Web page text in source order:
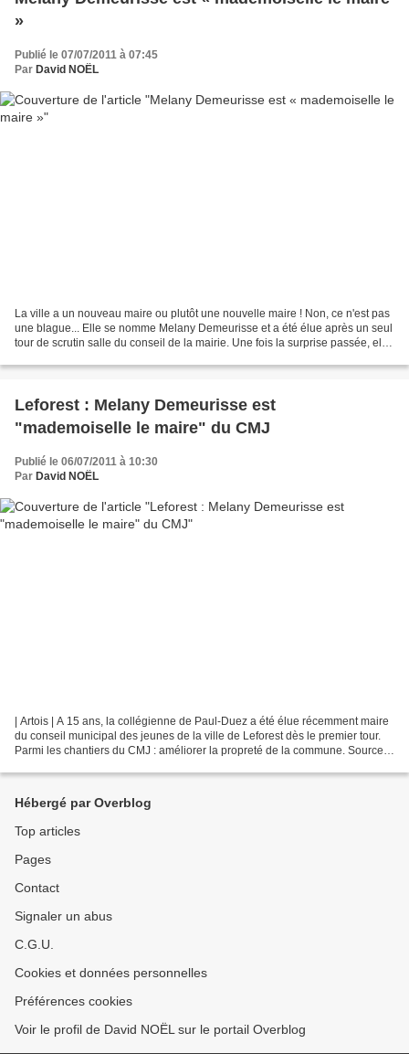
»
Publié le 07/07/2011 à 07:45
Par David NOËL
La ville a un nouveau maire ou plutôt une nouvelle maire ! Non, ce n'est pas
une blague... Elle se nomme Melany Demeurisse et a été élue après un seul
tour de scrutin salle du conseil de la mairie. Une fois la surprise passée, elle
Leforest : Melany Demeurisse est
"mademoiselle le maire" du CMJ
Publié le 06/07/2011 à 10:30
Par David NOËL
| Artois | A 15 ans, la collégienne de Paul-Duez a été élue récemment maire
du conseil municipal des jeunes de la ville de Leforest dès le premier tour.
Parmi les chantiers du CMJ : améliorer la propreté de la commune. Source :
Hébergé par Overblog
Top articles
Pages
Contact
Signaler un abus
C.G.U.
Cookies et données personnelles
Préférences cookies
Voir le profil de David NOËL sur le portail Overblog